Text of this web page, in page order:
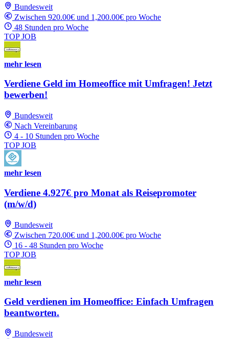
Bundesweit
Zwischen 920.00€ und 1,200.00€ pro Woche
48 Stunden pro Woche
TOP JOB
mehr lesen
Verdiene Geld im Homeoffice mit Umfragen! Jetzt
bewerben!
Bundesweit
Nach Vereinbarung
4 - 10 Stunden pro Woche
TOP JOB
mehr lesen
Verdiene 4.927€ pro Monat als Reisepromoter
(m/w/d)
Bundesweit
Zwischen 720.00€ und 1,200.00€ pro Woche
16 - 48 Stunden pro Woche
TOP JOB
mehr lesen
Geld verdienen im Homeoffice: Einfach Umfragen
beantworten.
Bundesweit